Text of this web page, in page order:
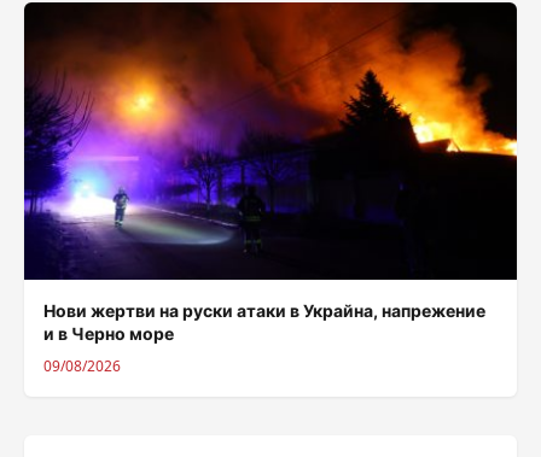
Нови жертви на руски атаки в Украйна, напрежение
и в Черно море
09/08/2026